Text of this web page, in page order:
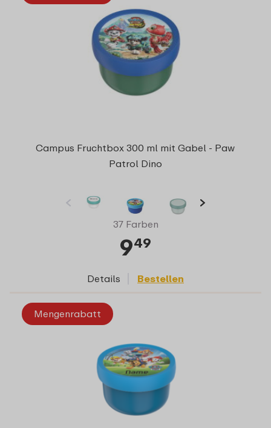
Campus Fruchtbox 300 ml mit Gabel - Paw
Patrol Dino
37 Farben
949
Details Bestellen
Mengenrabatt